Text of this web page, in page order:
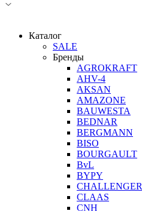
Каталог
SALE
Бренды
AGROKRAFT
AHV-4
AKSAN
AMAZONE
BAUWESTA
BEDNAR
BERGMANN
BISO
BOURGAULT
BvL
BYPY
CLAAS
CNH